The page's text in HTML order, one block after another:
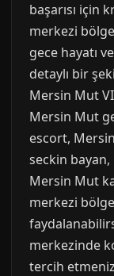
başarısı için
merkezi
gece hayatı
detaylı bir
Mersin Mut
Mersin Mut
escort,
seckin
Mersin Mut
merkezi
merkezinde
tercih